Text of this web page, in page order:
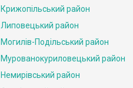
Крижопільський район
Липовецький район
Могилів-Подільський район
Мурованокуриловецький район
Немирівський район